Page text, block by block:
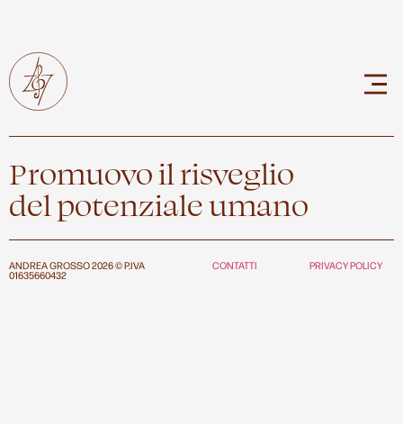
Promuovo il risveglio
del potenziale umano
ANDREA GROSSO 2026 © P.IVA
01635660432
CONTATTI PRIVACY POLICY